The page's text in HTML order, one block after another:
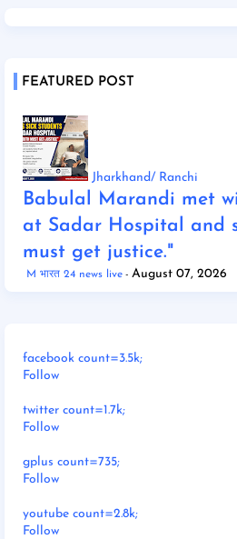
FEATURED POST
Jharkhand/ Ranchi
Babulal Marandi met
at Sadar Hospital and
must get justice."
M भारत 24 news live August 07, 2026
facebook count=3.5k;
Follow
twitter count=1.7k;
Follow
gplus count=735;
Follow
youtube count=2.8k;
Follow